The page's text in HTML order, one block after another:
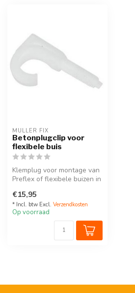
MULLER FIX
Betonplugclip voor
flexibele buis
Klemplug voor montage van
Preflex of flexibele buizen in
€15,95
* Incl. btw Excl. Verzendkosten
Op voorraad